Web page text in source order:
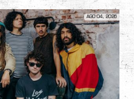
AGO 04, 2026